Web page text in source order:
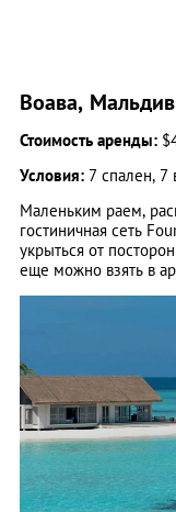
Воава,
Стоимость аренды:
Условия: 7 спален, 7
Маленьким раем,
гостиничная сеть
укрыться от
еще можно взять в